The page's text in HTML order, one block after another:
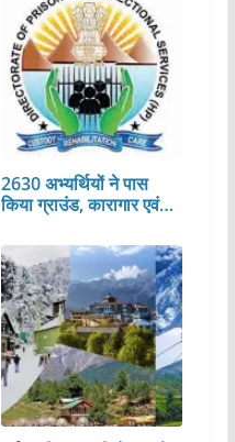
2630 अभ्यर्थियों ने पास
किया ग्राउंड, कारागार एवं…